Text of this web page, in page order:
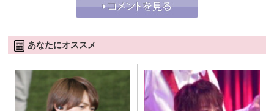
あなたにオススメ